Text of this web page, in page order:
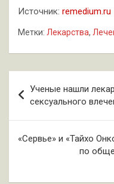
Источник: remedium.ru
Метки: Лекарства,
по
записям
Ученые нашли
сексуального
«Сервье» и «Тайхо
по